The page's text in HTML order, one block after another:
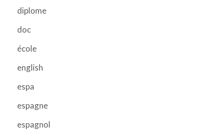
diplome
doc
école
english
espa
espagne
espagnol